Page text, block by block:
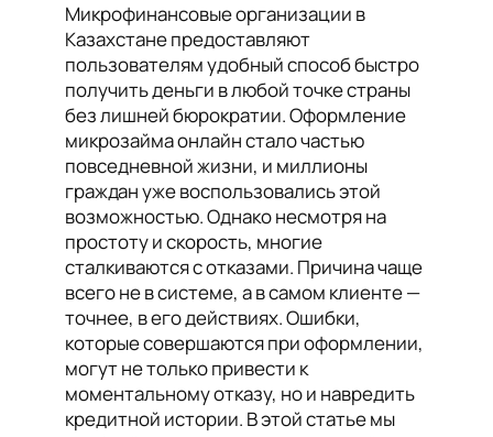
Микрофинансовые организации в
Казахстане предоставляют
пользователям удобный способ быстро
получить деньги в любой точке страны
без лишней бюрократии. Оформление
микрозайма онлайн стало частью
повседневной жизни, и миллионы
граждан уже воспользовались этой
возможностью. Однако несмотря на
простоту и скорость, многие
сталкиваются с отказами. Причина чаще
всего не в системе, а в самом клиенте —
точнее, в его действиях. Ошибки,
которые совершаются при оформлении,
могут не только привести к
моментальному отказу, но и навредить
кредитной истории. В этой статье мы